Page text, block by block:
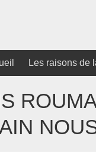
Les raisons de